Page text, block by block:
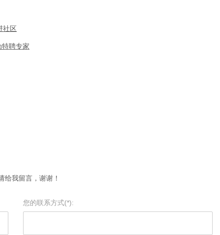
社区
聘专家
给我留言，谢谢！
您的联系方式(*):